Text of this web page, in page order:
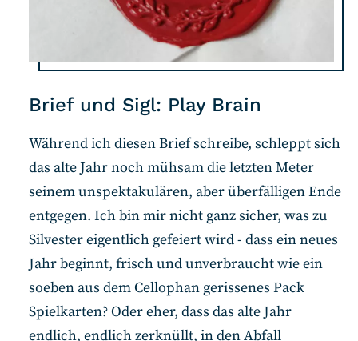
Brief und Sigl: Play Brain
Während ich diesen Brief schreibe, schleppt sich
das alte Jahr noch mühsam die letzten Meter
seinem unspektakulären, aber überfälligen Ende
entgegen. Ich bin mir nicht ganz sicher, was zu
Silvester eigentlich gefeiert wird - dass ein neues
Jahr beginnt, frisch und unverbraucht wie ein
soeben aus dem Cellophan gerissenes Pack
Spielkarten? Oder eher, dass das alte Jahr
endlich, endlich zerknüllt, in den Abfall